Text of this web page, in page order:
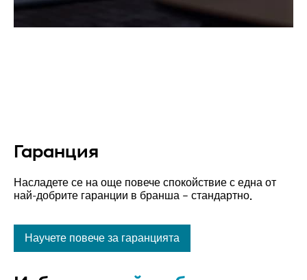
Гаранция
Насладете се на още повече спокойствие с една от
най-добрите гаранции в бранша – стандартно.
Научете повече за гаранцията